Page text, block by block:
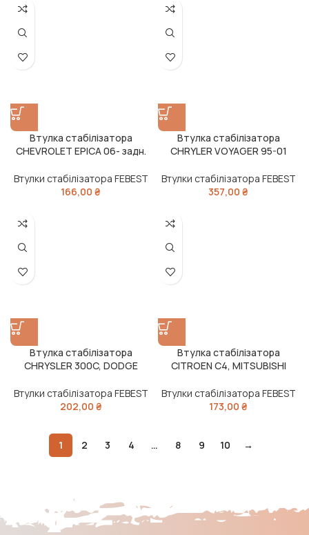
Втулка стабілізатора
CHEVROLET EPICA 06- задн.
FEBEST)
Втулки стабілізатора FEBEST
166,00 ₴
Втулка стабілізатора
CHRYLER VOYAGER 95-01
(Вир-во FEBEST)
Втулки стабілізатора FEBEST
357,00 ₴
Втулка стабілізатора
CHRYSLER 300C, DODGE
(Вир-во FEBEST)
Втулки стабілізатора FEBEST
202,00 ₴
Втулка стабілізатора
CITROEN C4, MITSUBISHI
(Вир-во FEBEST)
Втулки стабілізатора FEBEST
173,00 ₴
1 2 3 4 … 8 9 10 →